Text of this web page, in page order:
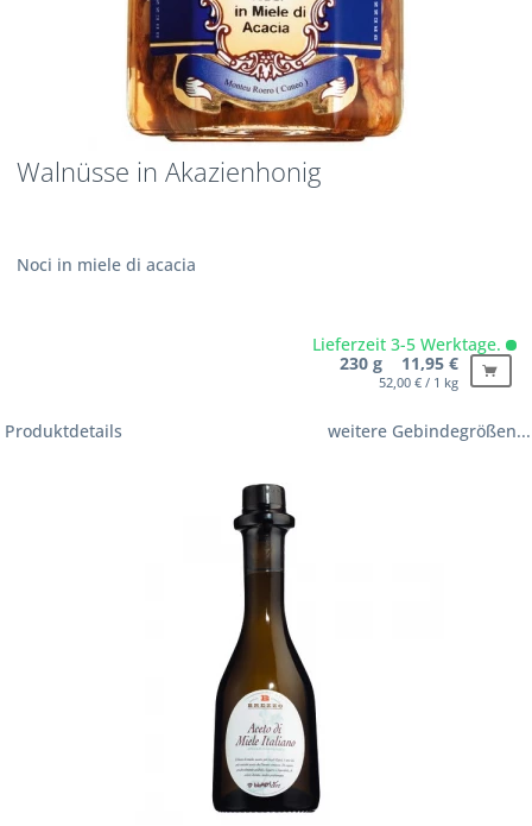
Walnüsse in Akazienhonig
Noci in miele di acacia
Lieferzeit 3-5 Werktage.
230 g 11,95 €
52,00 € / 1 kg
Produktdetails weitere Gebindegrößen...